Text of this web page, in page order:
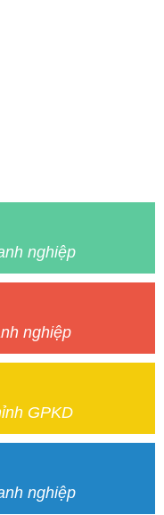
nghiệp
nghiệp
GPKD
nghiệp